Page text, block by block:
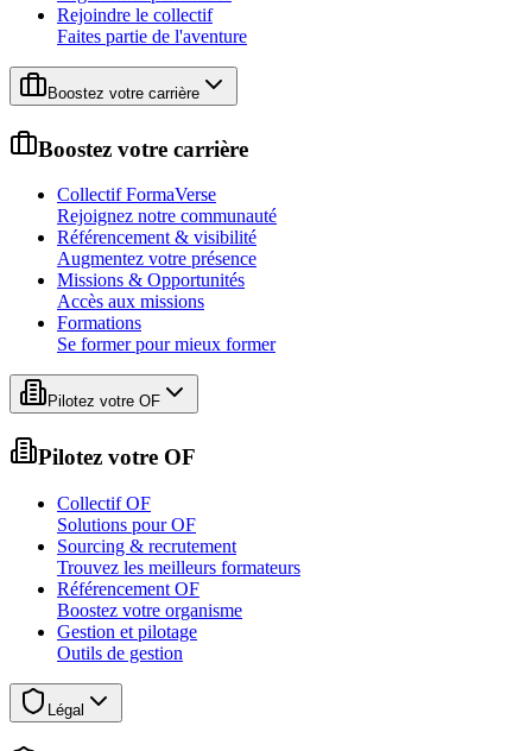
Rejoindre le collectif
Faites partie de l'aventure
Boostez votre carrière
Boostez votre carrière
Collectif FormaVerse
Rejoignez notre communauté
Référencement & visibilité
Augmentez votre présence
Missions & Opportunités
Accès aux missions
Formations
Se former pour mieux former
Pilotez votre OF
Pilotez votre OF
Collectif OF
Solutions pour OF
Sourcing & recrutement
Trouvez les meilleurs formateurs
Référencement OF
Boostez votre organisme
Gestion et pilotage
Outils de gestion
Légal